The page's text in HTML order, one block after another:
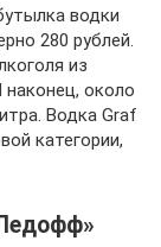
водки
280 рублей.
из
около
Водка Graf
категории,